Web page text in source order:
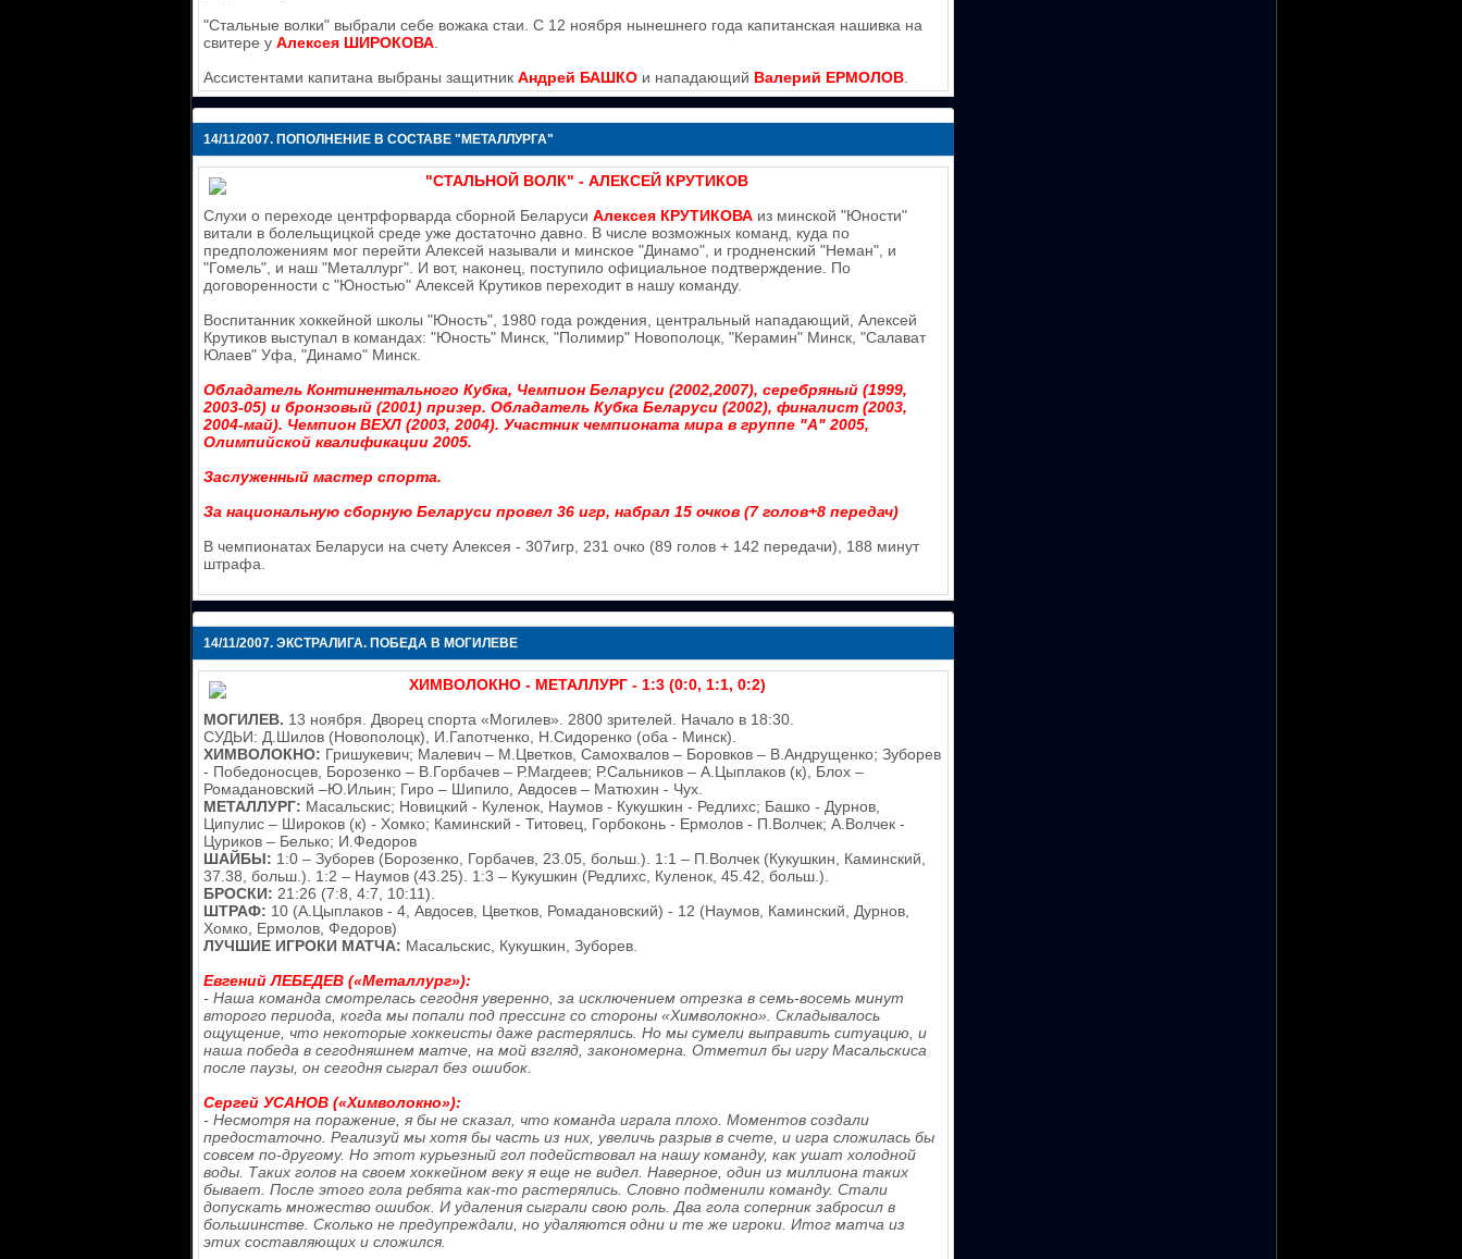
"Стальные волки" выбрали себе вожака стаи. С 12 ноября нынешнего года капитанская нашивка на
свитере у Алексея ШИРОКОВА.
Ассистентами капитана выбраны защитник Андрей БАШКО и нападающий Валерий ЕРМОЛОВ.
14/11/2007. ПОПОЛНЕНИЕ В СОСТАВЕ "МЕТАЛЛУРГА"
"СТАЛЬНОЙ ВОЛК" - АЛЕКСЕЙ КРУТИКОВ
Слухи о переходе центрфорварда сборной Беларуси Алексея КРУТИКОВА из минской "Юности"
витали в болельщицкой среде уже достаточно давно. В числе возможных команд, куда по
предположениям мог перейти Алексей называли и минское "Динамо", и гродненский "Неман", и
"Гомель", и наш "Металлург". И вот, наконец, поступило официальное подтверждение. По
договоренности с "Юностью" Алексей Крутиков переходит в нашу команду.
Воспитанник хоккейной школы "Юность", 1980 года рождения, центральный нападающий, Алексей
Крутиков выступал в командах: "Юность" Минск, "Полимир" Новополоцк, "Керамин" Минск, "Салават
Юлаев" Уфа, "Динамо" Минск.
Обладатель Континентального Кубка, Чемпион Беларуси (2002,2007), серебряный (1999,
2003-05) и бронзовый (2001) призер. Обладатель Кубка Беларуси (2002), финалист (2003,
2004-май). Чемпион ВЕХЛ (2003, 2004). Участник чемпионата мира в группе "А" 2005,
Олимпийской квалификации 2005.
Заслуженный мастер спорта.
За национальную сборную Беларуси провел 36 игр, набрал 15 очков (7 голов+8 передач)
В чемпионатах Беларуси на счету Алексея - 307игр, 231 очко (89 голов + 142 передачи), 188 минут
штрафа.
14/11/2007. ЭКСТРАЛИГА. ПОБЕДА В МОГИЛЕВЕ
ХИМВОЛОКНО - МЕТАЛЛУРГ - 1:3 (0:0, 1:1, 0:2)
МОГИЛЕВ. 13 ноября. Дворец спорта «Могилев». 2800 зрителей. Начало в 18:30.
СУДЬИ: Д.Шилов (Новополоцк), И.Гапотченко, Н.Сидоренко (оба - Минск).
ХИМВОЛОКНО: Гришукевич; Малевич – М.Цветков, Самохвалов – Боровков – В.Андрущенко; Зуборев
- Победоносцев, Борозенко – В.Горбачев – Р.Магдеев; Р.Сальников – А.Цыплаков (к), Блох –
Ромадановский –Ю.Ильин; Гиро – Шипило, Авдосев – Матюхин - Чух.
МЕТАЛЛУРГ: Масальскис; Новицкий - Куленок, Наумов - Кукушкин - Редлихс; Башко - Дурнов,
Ципулис – Широков (к) - Хомко; Каминский - Титовец, Горбоконь - Ермолов - П.Волчек; А.Волчек -
Цуриков – Белько; И.Федоров
ШАЙБЫ: 1:0 – Зуборев (Борозенко, Горбачев, 23.05, больш.). 1:1 – П.Волчек (Кукушкин, Каминский,
37.38, больш.). 1:2 – Наумов (43.25). 1:3 – Кукушкин (Редлихс, Куленок, 45.42, больш.).
БРОСКИ: 21:26 (7:8, 4:7, 10:11).
ШТРАФ: 10 (А.Цыплаков - 4, Авдосев, Цветков, Ромадановский) - 12 (Наумов, Каминский, Дурнов,
Хомко, Ермолов, Федоров)
ЛУЧШИЕ ИГРОКИ МАТЧА: Масальскис, Кукушкин, Зуборев.
Евгений ЛЕБЕДЕВ («Металлург»):
- Наша команда смотрелась сегодня уверенно, за исключением отрезка в семь-восемь минут
второго периода, когда мы попали под прессинг со стороны «Химволокно». Складывалось
ощущение, что некоторые хоккеисты даже растерялись. Но мы сумели выправить ситуацию, и
наша победа в сегодняшнем матче, на мой взгляд, закономерна. Отметил бы игру Масальскиса
после паузы, он сегодня сыграл без ошибок.
Сергей УСАНОВ («Химволокно»):
- Несмотря на поражение, я бы не сказал, что команда играла плохо. Моментов создали
предостаточно. Реализуй мы хотя бы часть из них, увеличь разрыв в счете, и игра сложилась бы
совсем по-другому. Но этот курьезный гол подействовал на нашу команду, как ушат холодной
воды. Таких голов на своем хоккейном веку я еще не видел. Наверное, один из миллиона таких
бывает. После этого гола ребята как-то растерялись. Словно подменили команду. Стали
допускать множество ошибок. И удаления сыграли свою роль. Два гола соперник забросил в
большинстве. Сколько не предупреждали, но удаляются одни и те же игроки. Итог матча из
этих составляющих и сложился.